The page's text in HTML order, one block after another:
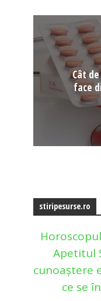
Cât
face
stiripesurse.ro
Apetitul
cunoaștere
ce se